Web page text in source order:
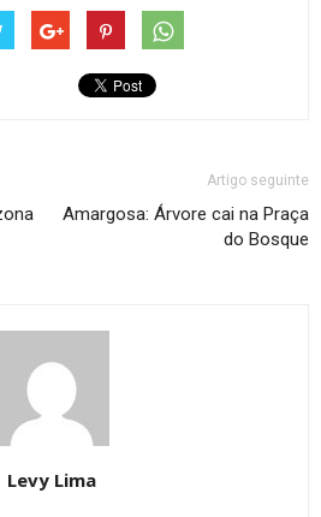
Artigo seguinte
Amargosa: Árvore cai na Praça
do Bosque
Levy Lima